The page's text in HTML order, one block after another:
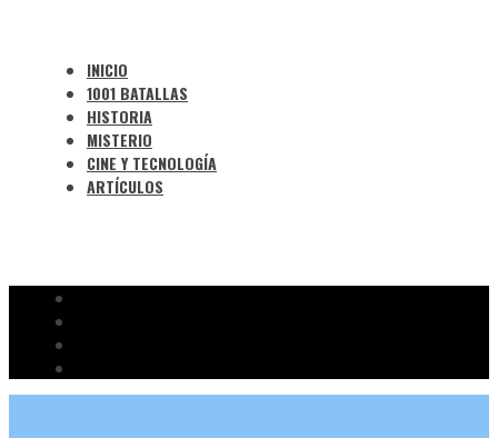
INICIO
1001 BATALLAS
HISTORIA
MISTERIO
CINE Y TECNOLOGÍA
ARTÍCULOS